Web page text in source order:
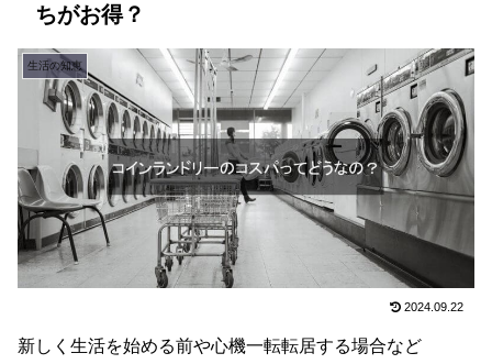
ちがお得？
生活の知恵
2024.09.22
新しく生活を始める前や心機一転転居する場合など